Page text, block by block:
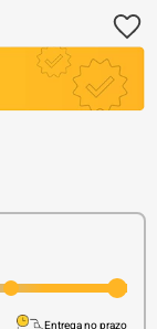
Ouro Ghost Of
Entrega no prazo